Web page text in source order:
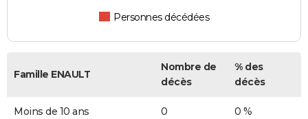
Personnes décédées
Famille ENAULT
Nombre de
décès
% des
décès
Moins de 10 ans 0 0 %